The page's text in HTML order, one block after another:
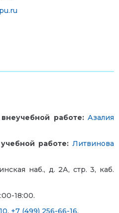
внеучебной работе:Азалия
работе: Литвинова
наб., д. 2А, стр. 3, каб.
18:00.
, +7 (499) 256-66-16.